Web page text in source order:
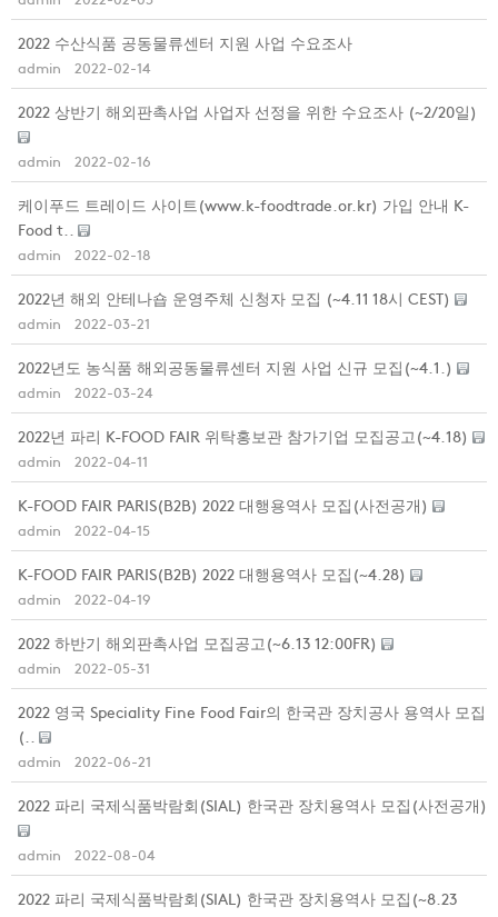
2022 수산식품 공동물류센터 지원 사업 수요조사
admin 2022-02-14
2022 상반기 해외판촉사업 사업자 선정을 위한 수요조사 (~2/20일)
admin 2022-02-16
케이푸드 트레이드 사이트(www.k-foodtrade.or.kr) 가입 안내 K-
Food t..
admin 2022-02-18
2022년 해외 안테나숍 운영주체 신청자 모집 (~4.11 18시 CEST)
admin 2022-03-21
2022년도 농식품 해외공동물류센터 지원 사업 신규 모집(~4.1.)
admin 2022-03-24
2022년 파리 K-FOOD FAIR 위탁홍보관 참가기업 모집공고(~4.18)
admin 2022-04-11
K-FOOD FAIR PARIS(B2B) 2022 대행용역사 모집(사전공개)
admin 2022-04-15
K-FOOD FAIR PARIS(B2B) 2022 대행용역사 모집(~4.28)
admin 2022-04-19
2022 하반기 해외판촉사업 모집공고(~6.13 12:00FR)
admin 2022-05-31
2022 영국 Speciality Fine Food Fair의 한국관 장치공사 용역사 모집
(..
admin 2022-06-21
2022 파리 국제식품박람회(SIAL) 한국관 장치용역사 모집(사전공개)
admin 2022-08-04
2022 파리 국제식품박람회(SIAL) 한국관 장치용역사 모집(~8.23